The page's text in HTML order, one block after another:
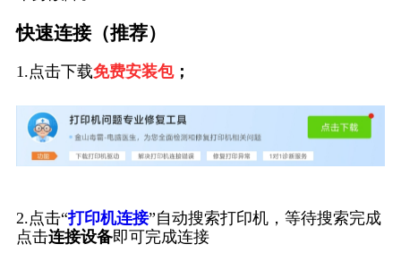
快速连接（推荐）
1.点击下载免费安装包；
2.点击“打印机连接”自动搜索打印机，等待搜索完成
点击连接设备即可完成连接